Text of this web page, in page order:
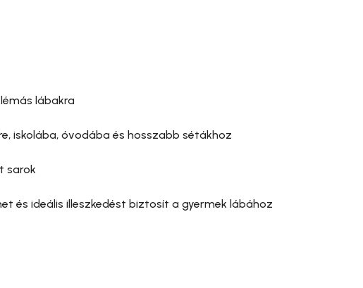
lábakra
iskolába, óvodába és hosszabb sétákhoz
sarok
és ideális illeszkedést biztosít a gyermek lábához